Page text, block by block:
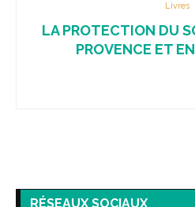
Livres
LA PROTECTION DU
PROVENCE ET
RÉSEAUX SOCIAUX